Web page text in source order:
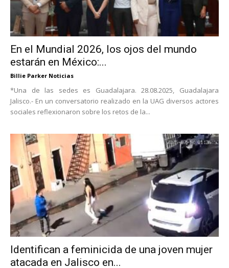
En el Mundial 2026, los ojos del mundo
estarán en México:...
Billie Parker Noticias
*Una de las sedes es Guadalajara. 28.08.2025, Guadalajara
Jalisco.- En un conversatorio realizado en la UAG diversos actores
sociales reflexionaron sobre los retos de la...
Identifican a feminicida de una joven mujer
atacada en Jalisco en...